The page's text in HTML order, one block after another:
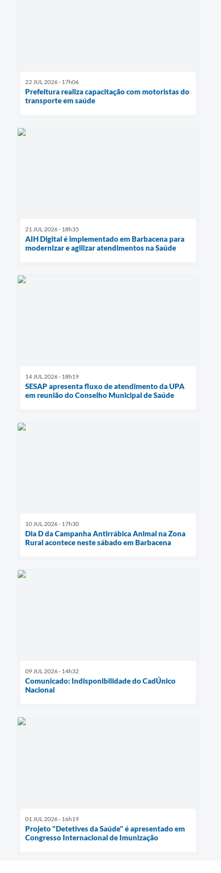
22 JUL 2026 - 17h06
Prefeitura realiza capacitação com motoristas do
transporte em saúde
21 JUL 2026 - 18h35
AIH Digital é implementado em Barbacena para
modernizar e agilizar atendimentos na Saúde
14 JUL 2026 - 18h19
SESAP apresenta fluxo de atendimento da UPA
em reunião do Conselho Municipal de Saúde
10 JUL 2026 - 17h30
Dia D da Campanha Antirrábica Animal na Zona
Rural acontece neste sábado em Barbacena
09 JUL 2026 - 14h32
Comunicado: Indisponibilidade do CadÚnico
Nacional
01 JUL 2026 - 16h19
Projeto "Detetives da Saúde" é apresentado em
Congresso Internacional de Imunização